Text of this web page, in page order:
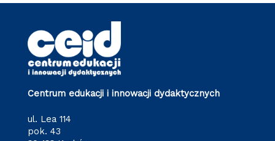
Centrum edukacji i innowacji dydaktycznych
ul. Lea 114
pok. 43